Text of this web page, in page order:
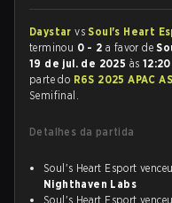
Daystarvs Soul's Heart
terminou 0 - 2 a favor de
19 de jul. de 2025 às 12:20
parte do R6S 2025 APAC
Semifinal.
Detalhes da partida
Soul's Heart Esport
Nighthaven Labs
Soul's Heart Esport